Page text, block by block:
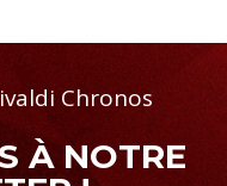
Chronos
À NOTRE